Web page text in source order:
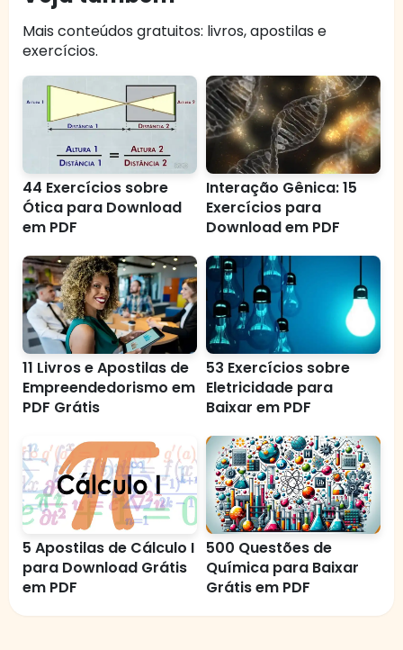
Mais conteúdos gratuitos: livros, apostilas e
exercícios.
44 Exercícios sobre
Ótica para Download
em PDF
Interação Gênica: 15
Exercícios para
Download em PDF
11 Livros e Apostilas de
Empreendedorismo em
PDF Grátis
53 Exercícios sobre
Eletricidade para
Baixar em PDF
5 Apostilas de Cálculo I
para Download Grátis
em PDF
500 Questões de
Química para Baixar
Grátis em PDF